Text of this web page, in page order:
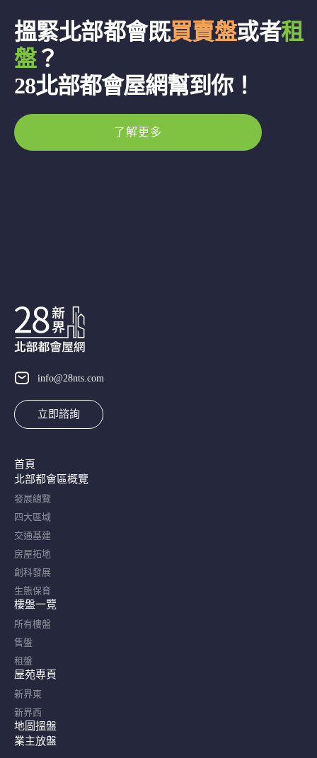
搵緊北部都會既買賣盤或者租
盤？
28北部都會屋網幫到你！
了解更多
info@28nts.com
立即諮詢
首頁
北部都會區概覽​
發展總覽
四大區域
交通基建
房屋拓地
創科發展
生態保育
樓盤一覽
所有樓盤
售盤
租盤
屋苑專頁
新界東
新界西
地圖搵盤
業主放盤